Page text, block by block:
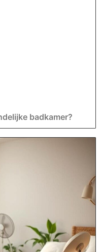
badkamer?